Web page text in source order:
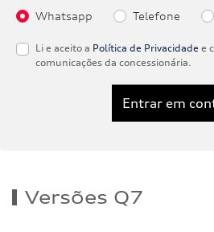
Whatsapp Telefone
Li e aceito a Política de Privacidade e
comunicações da concessionária.
Entrar em
Versões Q7